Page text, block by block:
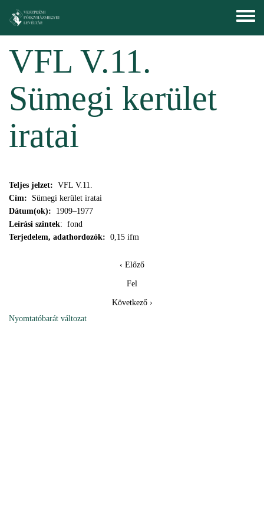
Toggle
menu
VFL V.11.
Sümegi kerület
iratai
Teljes jelzet: VFL V.11.
Cím: Sümegi kerület iratai
Dátum(ok): 1909–1977
Leírási szintek: fond
Terjedelem, adathordozók: 0,15 ifm
‹ Előző
Fel
Következő ›
Nyomtatóbarát változat